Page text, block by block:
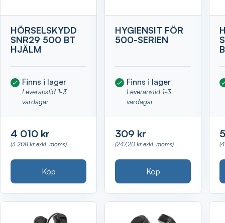
HÖRSELSKYDD
SNR29 500 BT
HJÄLM
Finns i lager
Leveranstid 1-3
vardagar
4 010 kr
(3 208 kr exkl. moms)
Köp
HYGIENSIT FÖR
500-SERIEN
Finns i lager
Leveranstid 1-3
vardagar
309 kr
(247,20 kr exkl. moms)
Köp